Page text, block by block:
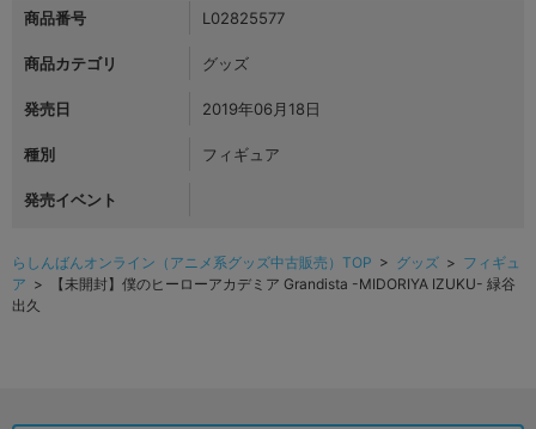
商品番号 L02825577
商品カテゴリ グッズ
発売日 2019年06月18日
種別 フィギュア
発売イベント
らしんばんオンライン（アニメ系グッズ中古販売）TOP > グッズ > フィギュ
ア > 【未開封】僕のヒーローアカデミア Grandista -MIDORIYA IZUKU- 緑谷
出久